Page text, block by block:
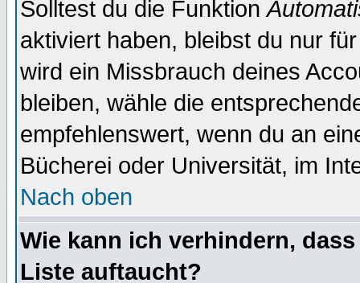
Solltest du die Funktion
aktiviert haben, bleibst du nur
wird ein Missbrauch deines
bleiben, wähle die
empfehlenswert, wenn du an
Bücherei oder Universität, im
Nach oben
Wie kann ich verhindern,
Liste auftaucht?